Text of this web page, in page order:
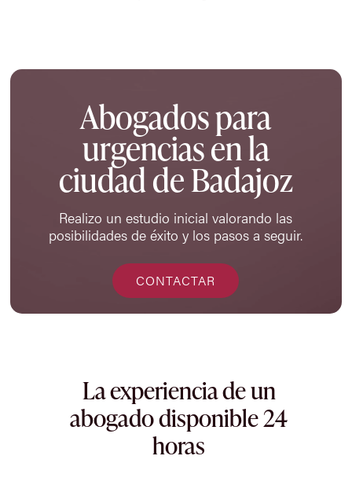
Abogados para
urgencias en la
ciudad de Badajoz
Realizo un estudio inicial valorando las
posibilidades de éxito y los pasos a seguir.
CONTACTAR
La experiencia de un
abogado disponible 24
horas